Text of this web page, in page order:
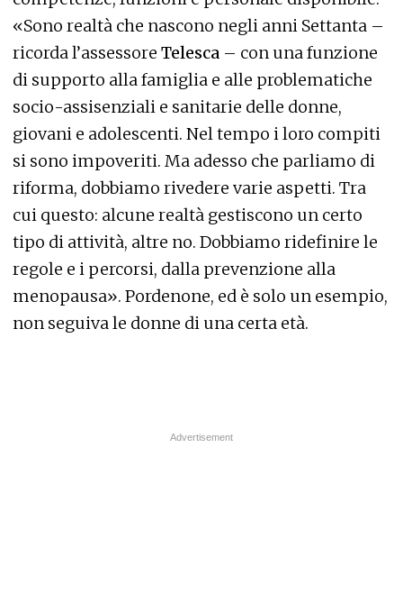
«Sono realtà che nascono negli anni Settanta –
ricorda l’assessore Telesca – con una funzione
di supporto alla famiglia e alle problematiche
socio-assisenziali e sanitarie delle donne,
giovani e adolescenti. Nel tempo i loro compiti
si sono impoveriti. Ma adesso che parliamo di
riforma, dobbiamo rivedere varie aspetti. Tra
cui questo: alcune realtà gestiscono un certo
tipo di attività, altre no. Dobbiamo ridefinire le
regole e i percorsi, dalla prevenzione alla
menopausa». Pordenone, ed è solo un esempio,
non seguiva le donne di una certa età.